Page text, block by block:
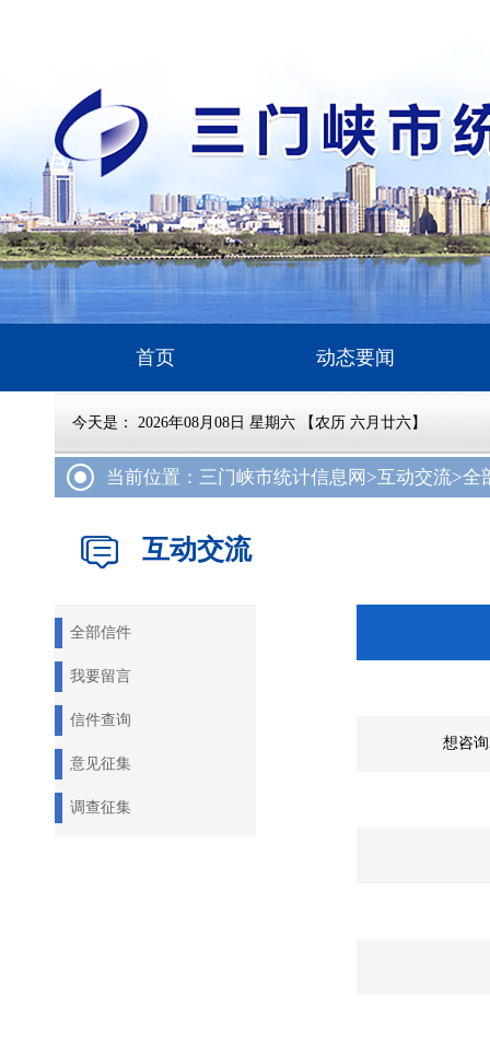
首页 动态要闻
今天是： 2026年08月08日 星期六 【农历 六月廿六】
当前位置：三门峡市统计信息网 >互动交流>全
互动交流
全部信件
我要留言
信件查询
意见征集
调查征集
想咨